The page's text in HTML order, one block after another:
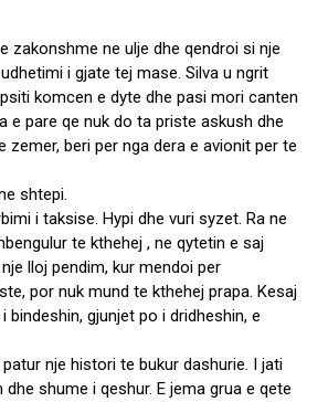
zakonshme ne ulje dhe qendroi si nje
i gjate tej mase. Silva u ngrit
komcen e dyte dhe pasi mori canten
e pare qe nuk do ta priste askush dhe
zemer, beri per nga dera e avionit per te
shtepi.
i taksise. Hypi dhe vuri syzet. Ra ne
te kthehej , ne qytetin e saj
lloj pendim, kur mendoi per
por nuk mund te kthehej prapa. Kesaj
bindeshin, gjunjet po i dridheshin, e
nje histori te bukur dashurie. I jati
shume i qeshur. E jema grua e qete